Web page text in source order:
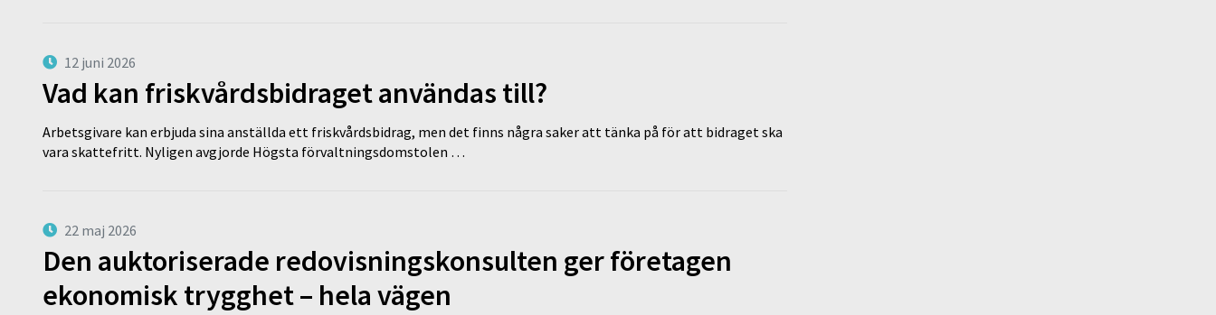
12 juni 2026
Vad kan friskvårdsbidraget användas till?
Arbetsgivare kan erbjuda sina anställda ett friskvårdsbidrag, men det finns några saker att tänka på för att bidraget ska
vara skattefritt. Nyligen avgjorde Högsta förvaltningsdomstolen …
22 maj 2026
Den auktoriserade redovisningskonsulten ger företagen
ekonomisk trygghet – hela vägen